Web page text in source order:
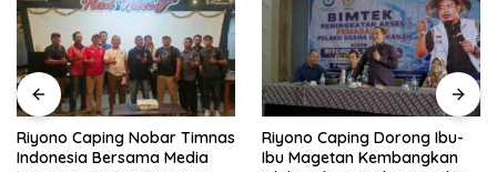
Riyono Caping Nobar Timnas
Indonesia Bersama Media
Riyono Caping Dorong Ibu-
Ibu Magetan Kembangkan